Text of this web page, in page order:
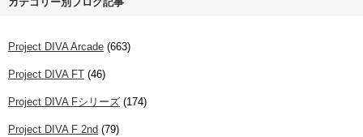
Project DIVA Arcade (663)
Project DIVA FT (46)
Project DIVA Fシリーズ (174)
Project DIVA F 2nd (79)